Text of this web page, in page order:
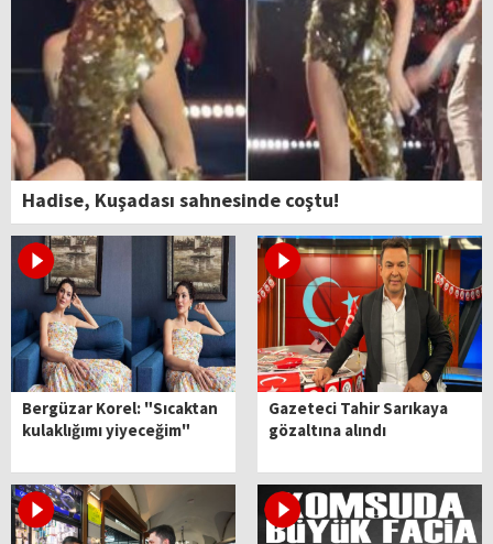
Hadise, Kuşadası sahnesinde coştu!
Bergüzar Korel: "Sıcaktan
kulaklığımı yiyeceğim"
Gazeteci Tahir Sarıkaya
gözaltına alındı